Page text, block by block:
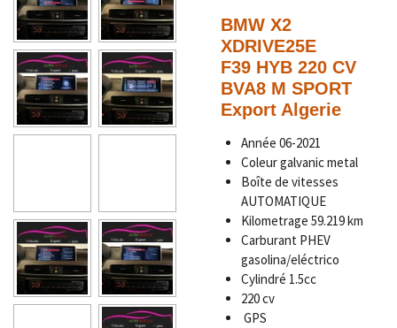
BMW X2
XDRIVE25E
F39 HYB 220 CV
BVA8 M SPORT
Export Algerie
Année 06-2021
Coleurgalvanic metal
Boîte de vitesses
AUTOMATIQUE
Kilometrage 59.219 km
Carburant PHEV
gasolina/eléctrico
Cylindré 1.5cc
220 cv
GPS